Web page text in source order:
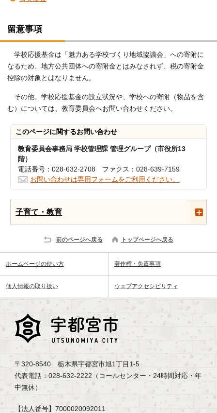
留意事項
学校応援基金は「魅力ある学校づくり地域協議会」への寄附に
なるため、地方公共団体への寄附金とはみなされず、税の寄附金
控除の対象とはなりません。
その他、学校応援基金の設立状況や、学校への寄附（物品を含
む）については、教育委員会へお問い合わせください。
このページに関するお問い合わせ
教育委員会事務局 学校管理課 管理グループ（市役所13
階）
電話番号：028-632-2708 ファクス：028-639-7159
お問い合わせは専用フォームをご利用ください。
子育て・教育
前のページへ戻る トップページへ戻る
ホームページの使い方 著作権・免責事項
個人情報の取り扱い ウェブアクセシビリティ
〒320-8540 栃木県宇都宮市旭1丁目1-5
代表電話：028-632-2222（コールセンター・24時間対応・年
中無休）
【法人番号】7000020092011